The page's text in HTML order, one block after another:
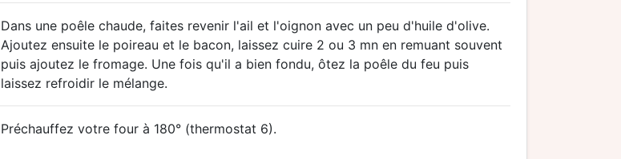
Dans une poêle chaude, faites revenir l'ail et l'oignon avec un peu d'huile d'olive.
Ajoutez ensuite le poireau et le bacon, laissez cuire 2 ou 3 mn en remuant souvent
puis ajoutez le fromage. Une fois qu'il a bien fondu, ôtez la poêle du feu puis
laissez refroidir le mélange.
Préchauffez votre four à 180° (thermostat 6).